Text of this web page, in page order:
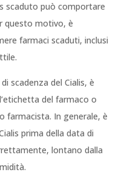
scaduto può comportare
questo motivo, è
farmaci scaduti, inclusi
scadenza del Cialis, è
del farmaco o
farmacista. In generale, è
prima della data di
lontano dalla